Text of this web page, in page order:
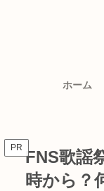
ホーム
PR FNS歌謡
時から？